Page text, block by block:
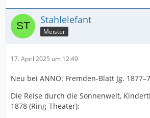
Stahlelefant
Meister
17. April 2025 um 12:49
Neu bei ANNO: Fremden-Blatt Jg.
Die Reise durch die Sonnenwelt,
1878 (Ring-Theater):